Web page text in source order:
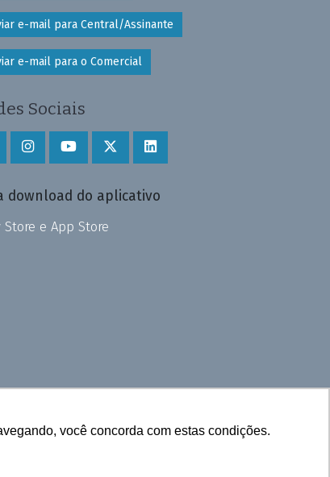
você concorda com estas condições.
e-mail para Central/Assinante
e-mail para o Comercial
Sociais
download do aplicativo
Store e App Store